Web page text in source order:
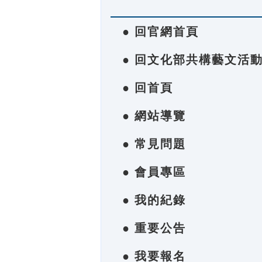
● 回官網首頁
● 回文化部共構藝文活
● 回首頁
● 網站導覽
● 常見問題
● 會員專區
● 我的紀錄
● 重要公告
● 我要報名